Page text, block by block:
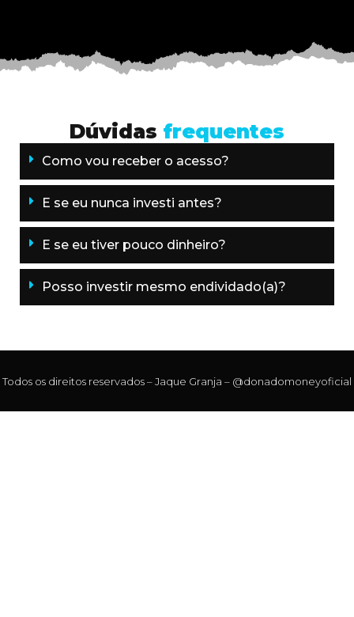
Dúvidas frequentes
Como vou receber o acesso?
E se eu nunca investi antes?
E se eu tiver pouco dinheiro?
Posso investir mesmo endividado(a)?
Todos os direitos reservados – Jaque Granja – @donadomoneyoficial